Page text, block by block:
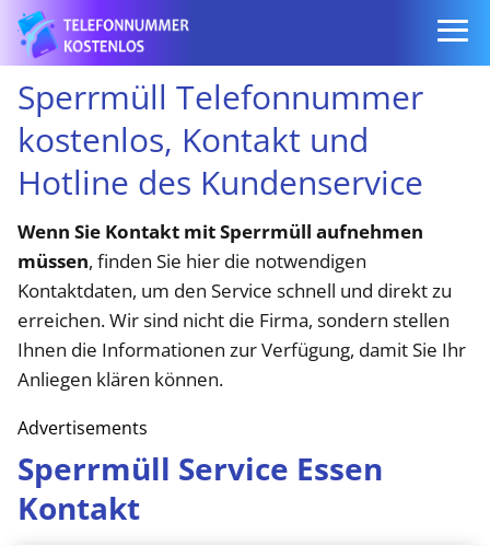
Sperrmüll Telefonnummer
kostenlos, Kontakt und
Hotline des Kundenservice
Wenn Sie Kontakt mit Sperrmüll aufnehmen
müssen, finden Sie hier die notwendigen
Kontaktdaten, um den Service schnell und direkt zu
erreichen. Wir sind nicht die Firma, sondern stellen
Ihnen die Informationen zur Verfügung, damit Sie Ihr
Anliegen klären können.
Advertisements
Sperrmüll Service Essen
Kontakt